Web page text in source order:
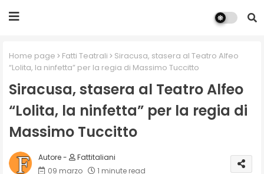
Home page Fatti Teatrali
Siracusa, stasera al Teatro Alfeo
“Lolita, la ninfetta” per la regia di Massimo Tuccitto
Siracusa, stasera al Teatro Alfeo
“Lolita, la ninfetta” per la regia di
Massimo Tuccitto
Fattitaliani
09 marzo
1 minute read